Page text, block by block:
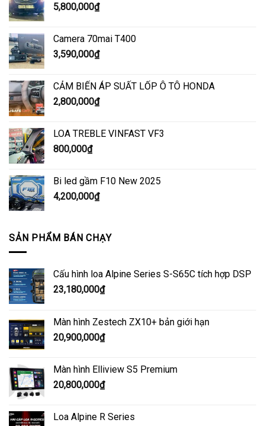
5,800,000₫
Camera 70mai T400
3,590,000₫
CẢM BIẾN ÁP SUẤT LỐP Ô TÔ HONDA
2,800,000₫
LOA TREBLE VINFAST VF3
800,000₫
Bi led gầm F10 New 2025
4,200,000₫
SẢN PHẨM BÁN CHẠY
Cấu hình loa Alpine Series S-S65C tích hợp DSP
23,180,000₫
Màn hình Zestech ZX10+ bản giới hạn
20,900,000₫
Màn hình Elliview S5 Premium
20,800,000₫
Loa Alpine R Series